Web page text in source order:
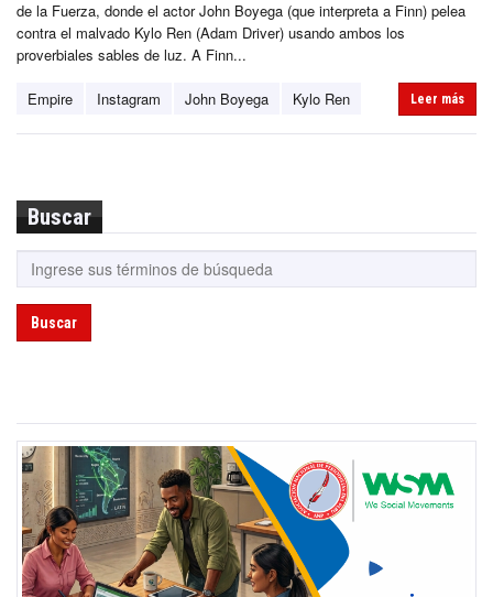
de la Fuerza, donde el actor John Boyega (que interpreta a Finn) pelea
contra el malvado Kylo Ren (Adam Driver) usando ambos los
proverbiales sables de luz. A Finn...
Empire Instagram John Boyega Kylo Ren Leer más
Buscar
Buscar